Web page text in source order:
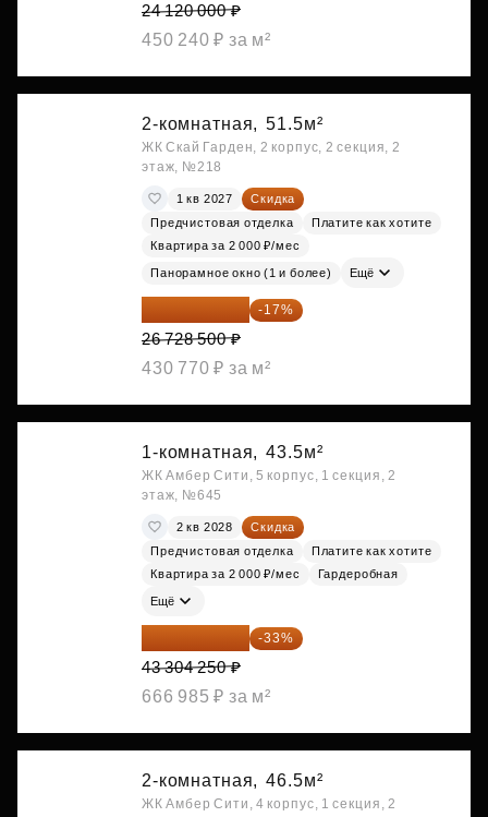
24 120 000 ₽
450 240 ₽ за м²
2-комнатная, 51.5м²
ЖК Скай Гарден, 2 корпус, 2 секция, 2
этаж, №218
1 кв 2027
Скидка
Предчистовая отделка
Платите как хотите
Квартира за 2 000 ₽/мес
Панорамное окно (1 и более) Ещё
22 184 655 ₽ -17%
26 728 500 ₽
430 770 ₽ за м²
1-комнатная, 43.5м²
ЖК Амбер Сити, 5 корпус, 1 секция, 2
этаж, №645
2 кв 2028
Скидка
Предчистовая отделка
Платите как хотите
Квартира за 2 000 ₽/мес
Гардеробная
Ещё
29 013 848 ₽ -33%
43 304 250 ₽
666 985 ₽ за м²
2-комнатная, 46.5м²
ЖК Амбер Сити, 4 корпус, 1 секция, 2